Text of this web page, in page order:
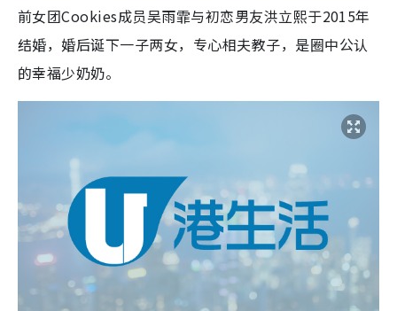
前女团Cookies成员吴雨霏与初恋男友洪立熙于2015年
结婚，婚后诞下一子两女，专心相夫教子，是圈中公认
的幸福少奶奶。